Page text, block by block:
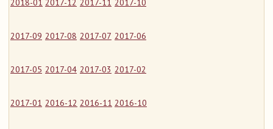
2018-01 2017-12 2017-11 2017-10
2017-09 2017-08 2017-07 2017-06
2017-05 2017-04 2017-03 2017-02
2017-01 2016-12 2016-11 2016-10